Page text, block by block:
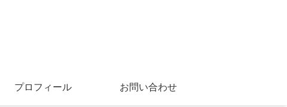
プロフィール お問い合わせ